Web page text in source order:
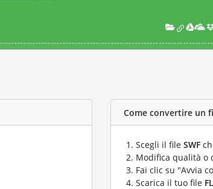
Come convertire un
Scegli il file SWF
Modifica qualità o
Fai clic su "Avvia
Scarica il tuo file